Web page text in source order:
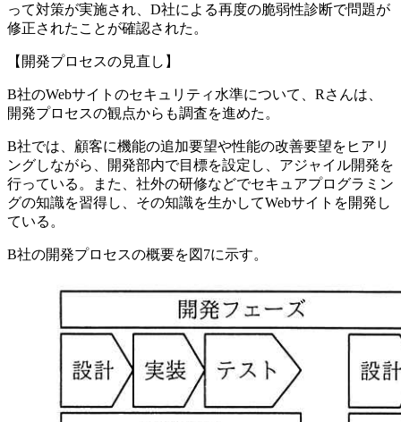
って対策が実施され、D社による再度の脆弱性診断で問題が
修正されたことが確認された。
【開発プロセスの見直し】
B社のWebサイトのセキュリティ水準について、Rさんは、
開発プロセスの観点からも調査を進めた。
B社では、顧客に機能の追加要望や性能の改善要望をヒアリ
ングしながら、開発部内で目標を設定し、アジャイル開発を
行っている。また、社外の研修などでセキュアプログラミン
グの知識を習得し、その知識を生かしてWebサイトを開発し
ている。
B社の開発プロセスの概要を図7に示す。